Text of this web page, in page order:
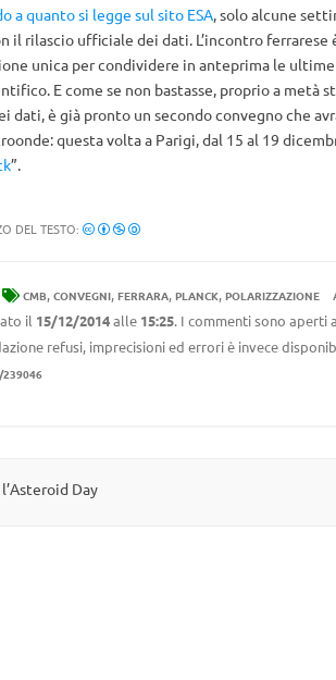
a quanto si legge sul sito ESA, solo alcune
il rilascio ufficiale dei dati. L’incontro ferrarese
unica per condividere in anteprima le
E come se non bastasse, proprio a metà
dati, è già pronto un secondo convegno che
questa volta a Parigi, dal 15 al 19
”.
DEL TESTO:
CMB, CONVEGNI, FERRARA, PLANCK, POLARIZZAZIONE
il 15/12/2014alle 15:25. I commenti sono aperti
refusi, imprecisioni ed errori è invece
Day